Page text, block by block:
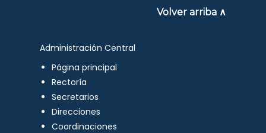
Volver arriba ∧
Administración Central
Página principal
Rectoría
Secretarios
Direcciones
Coordinaciones